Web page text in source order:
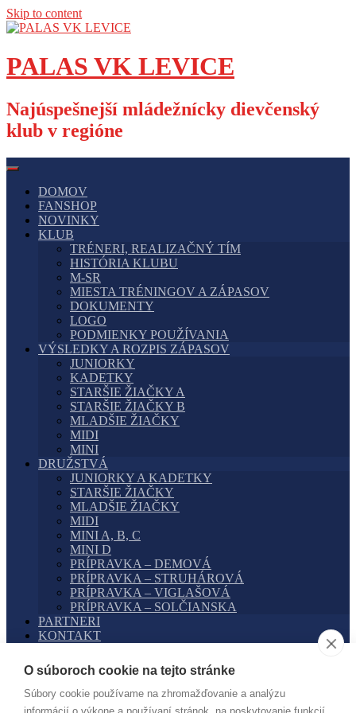
Skip to content
PALAS VK LEVICE
Najúspešnejší mládežnícky dievčenský
klub v regióne
DOMOV
FANSHOP
NOVINKY
KLUB
TRÉNERI, REALIZAČNÝ TÍM
HISTÓRIA KLUBU
M-SR
MIESTA TRÉNINGOV A ZÁPASOV
DOKUMENTY
LOGO
PODMIENKY POUŽÍVANIA
VÝSLEDKY A ROZPIS ZÁPASOV
JUNIORKY
KADETKY
STARŠIE ŽIAČKY A
STARŠIE ŽIAČKY B
MLADŠIE ŽIAČKY
MIDI
MINI
DRUŽSTVÁ
JUNIORKY A KADETKY
STARŠIE ŽIAČKY
MLADŠIE ŽIAČKY
MIDI
MINI A, B, C
MINI D
PRÍPRAVKA – DEMOVÁ
PRÍPRAVKA – STRUHÁROVÁ
PRÍPRAVKA – VIGLAŠOVÁ
PRÍPRAVKA – SOLČIANSKA
PARTNERI
KONTAKT
Emily Annušová
O súboroch cookie na tejto stránke
Súbory cookie používame na zhromažďovanie a analýzu